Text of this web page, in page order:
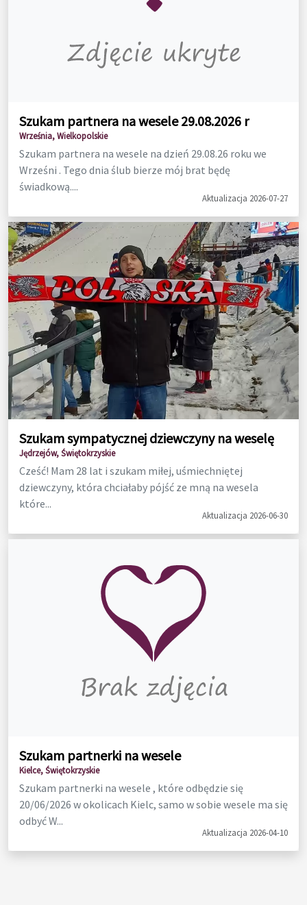
Szukam partnera na wesele 29.08.2026 r
Września, Wielkopolskie
Szukam partnera na wesele na dzień 29.08.26 roku we
Wrześni . Tego dnia ślub bierze mój brat będę
świadkową....
Aktualizacja 2026-07-27
Szukam sympatycznej dziewczyny na weselę
Jędrzejów, Świętokrzyskie
Cześć! Mam 28 lat i szukam miłej, uśmiechniętej
dziewczyny, która chciałaby pójść ze mną na wesela
które...
Aktualizacja 2026-06-30
Szukam partnerki na wesele
Kielce, Świętokrzyskie
Szukam partnerki na wesele , które odbędzie się
20/06/2026 w okolicach Kielc, samo w sobie wesele ma się
odbyć W...
Aktualizacja 2026-04-10